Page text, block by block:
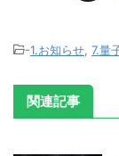
-1.お知らせ, 7.量
関連記事